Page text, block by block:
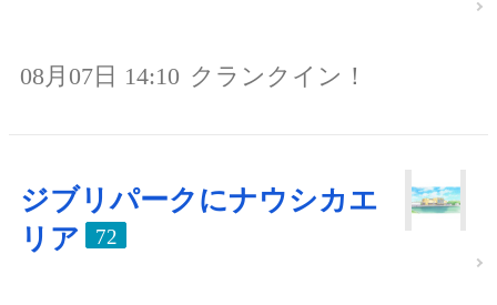
08月07日 14:10 クランクイン！
ジブリパークにナウシカエ
リア
72